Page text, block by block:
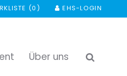
MERKLISTE (0 ) EHS-LOGIN
Über uns